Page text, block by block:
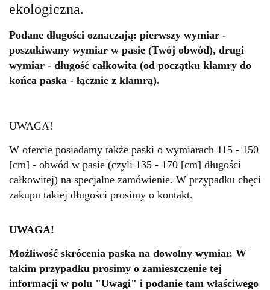
ekologiczna.
Podane długości oznaczają: pierwszy wymiar -
poszukiwany wymiar w pasie (Twój obwód), drugi
wymiar - długość całkowita (od początku klamry do
końca paska - łącznie z klamrą).
UWAGA!
W ofercie posiadamy także paski o wymiarach 115 - 150
[cm] - obwód w pasie (czyli 135 - 170 [cm] długości
całkowitej) na specjalne zamówienie. W przypadku chęci
zakupu takiej długości prosimy o kontakt.
UWAGA!
Możliwość skrócenia paska na dowolny wymiar. W
takim przypadku prosimy o zamieszczenie tej
informacji w polu "Uwagi" i podanie tam właściwego